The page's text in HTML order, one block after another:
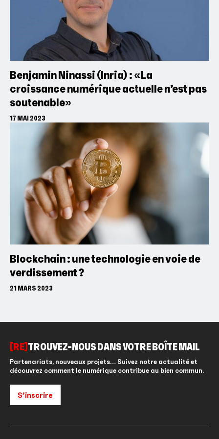
Benjamin Ninassi (Inria) : «La
croissance numérique actuelle n’est pas
soutenable»
17 MAI 2023
Blockchain : une technologie en voie de
verdissement ?
21 MARS 2023
[RE] TROUVEZ-NOUS DANS VOTRE BOÎTE MAIL
Partenariats, nouveaux projets… Suivez notre actualité et
découvrez comment le numérique contribue au bien commun.
S’inscrire